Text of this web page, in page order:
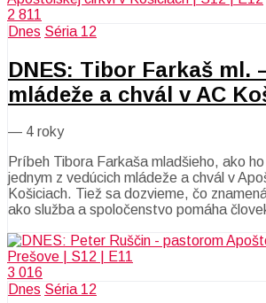
2 811
Dnes Séria 12
DNES: Tibor Farkaš ml.
mládeže a chvál v AC
— 4 roky
Príbeh Tibora Farkaša mladšieho, ako
jednym z vedúcich mládeže a chvál v
Košiciach. Tiež sa dozvieme, čo
ako služba a spoločenstvo pomáha
3 016
Dnes Séria 12